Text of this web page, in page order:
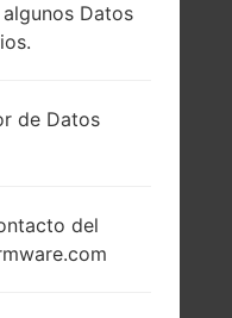
Datos
de Datos
del